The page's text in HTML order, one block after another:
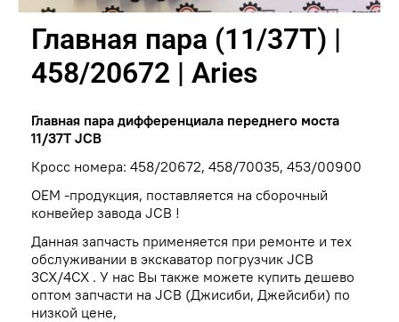
Главная пара (11/37Т) |
458/20672 | Aries
Главная пара дифференциала переднего моста
11/37T JCB
Кросс номера: 458/20672, 458/70035, 453/00900
OEM -продукция, поставляется на сборочный
конвейер завода JCB !
Данная запчасть применяется при ремонте и тех
обслуживании в экскаватор погрузчик JCB
3CX/4CX . У нас Вы также можете купить дешево
оптом запчасти на JCB (Джисиби, Джейсиби) по
низкой цене,